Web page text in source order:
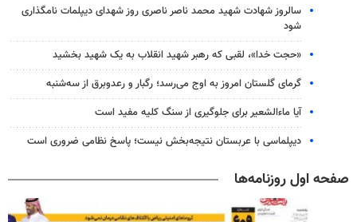
سالروز شهادت شهید محمد ناصر ناصری روز شهدای دیپلمات نامگذاری
شود
«حجت خدا»، لقبی که رهبر شهید انقلاب به یک شهید بخشید
گرمای گلستان امروز به اوج می‌رسد؛ رگبار و رعدوبرق از سه‌شنبه
آیا ماءالشعیر برای جلوگیری از سنگ کلیه مفید است
دیپلماسی با عربستان نتیجه‌بخش نیست؛ پاسخ نظامی ضروری است
صفحه اول روزنامه‌ها